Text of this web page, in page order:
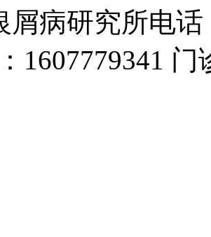
屑病研究所电话
1607779341